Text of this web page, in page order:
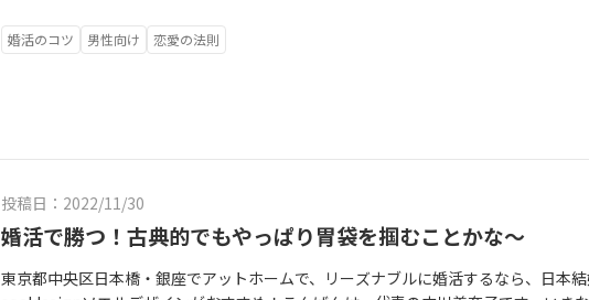
に現実的な人と思われるでしょうか、でもこの年になって正直に言うと「結婚と恋愛
できます。なぜかと言うと、好きという感情だけでなく、冷静に相手を見る目が必要
違いなく！
婚活のコツ 男性向け 恋愛の法則
投稿日：2022/11/30
婚活で勝つ！古典的でもやっぱり胃袋を掴むことかな～
東京都中央区日本橋・銀座でアットホームで、リーズナブルに婚活するなら、日本